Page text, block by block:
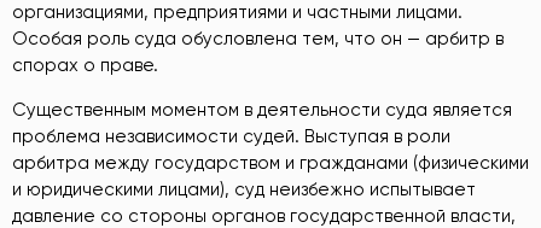
организациями, предприятиями и частными лицами.
Особая роль суда обусловлена тем, что он — арбитр в
спорах о праве.
Существенным моментом в деятельности суда является
проблема независимости судей. Выступая в роли
арбитра между государством и гражданами (физическими
и юридическими лицами), суд неизбежно испытывает
давление со стороны органов государственной власти,